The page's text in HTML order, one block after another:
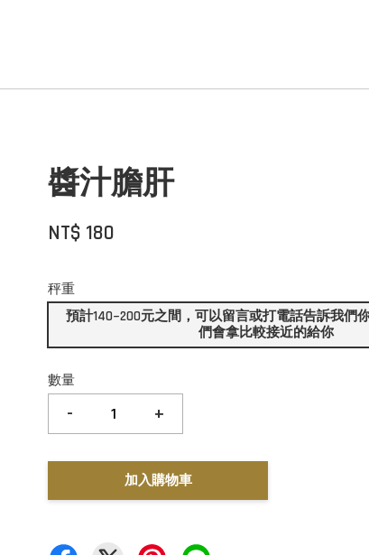
醬汁膽肝
NT$ 180
秤重
預計140~200元之間，可以留言或打電話告訴我們
們會拿比較接近的給你
數量
- +
加入購物車